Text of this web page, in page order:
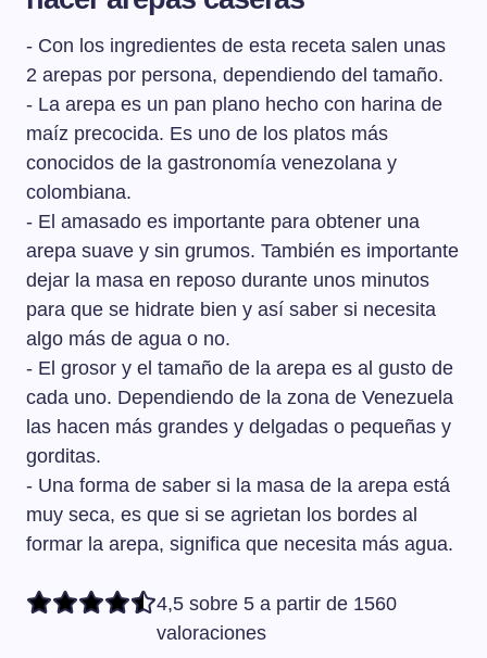
puede otorgar un lugar específico, sino a toda esa
región geográfica.
- Con los ingredientes de esta receta salen unas
2 arepas por persona, dependiendo del tamaño.
- La arepa es un pan plano hecho con harina de
maíz precocida. Es uno de los platos más
conocidos de la gastronomía venezolana y
colombiana.
- El amasado es importante para obtener una
arepa suave y sin grumos. También es importante
dejar la masa en reposo durante unos minutos
para que se hidrate bien y así saber si necesita
algo más de agua o no.
- El grosor y el tamaño de la arepa es al gusto de
cada uno. Dependiendo de la zona de Venezuela
las hacen más grandes y delgadas o pequeñas y
gorditas.
- Una forma de saber si la masa de la arepa está
muy seca, es que si se agrietan los bordes al
formar la arepa, significa que necesita más agua.
4,5 sobre 5 a partir de 1560
valoraciones